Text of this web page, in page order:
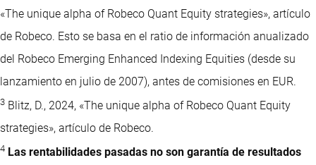
«The unique alpha of Robeco Quant Equity strategies», artículo
de Robeco. Esto se basa en el ratio de información anualizado
del Robeco Emerging Enhanced Indexing Equities (desde su
lanzamiento en julio de 2007), antes de comisiones en EUR.
3 Blitz, D., 2024, «The unique alpha of Robeco Quant Equity
strategies», artículo de Robeco.
4 Las rentabilidades pasadas no son garantía de resultados